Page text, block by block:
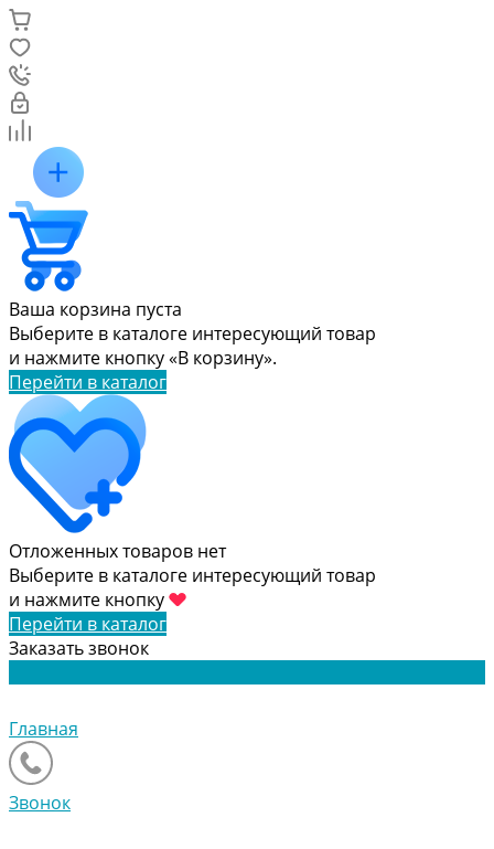
Ваша корзина пуста
Выберите в каталоге интересующий товар
и нажмите кнопку «В корзину».
Перейти в каталог
Отложенных товаров нет
Выберите в каталоге интересующий товар
и нажмите кнопку
Перейти в каталог
Заказать звонок
Главная
Звонок